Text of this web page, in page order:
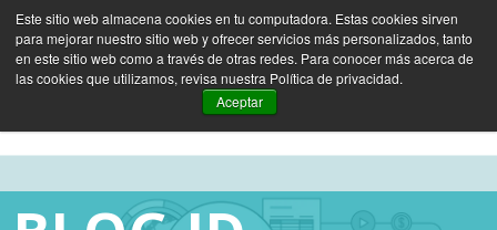
Este sitio web almacena cookies en tu computadora. Estas cookies sirven
para mejorar nuestro sitio web y ofrecer servicios más personalizados, tanto
en este sitio web como a través de otras redes. Para conocer más acerca de
las cookies que utilizamos, revisa nuestra Política de privacidad.
Aceptar
ES EN FR